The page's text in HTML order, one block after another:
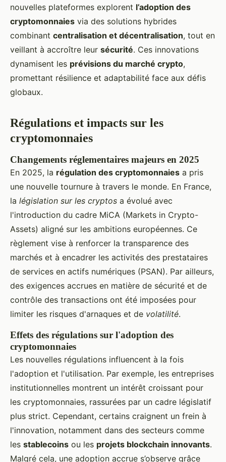
nouvelles plateformes explorent l’adoption des
cryptomonnaies via des solutions hybrides
combinant centralisation et décentralisation, tout en
veillant à accroître leur sécurité. Ces innovations
dynamisent les prévisions du marché crypto,
promettant résilience et adaptabilité face aux défis
globaux.
Régulations et impacts sur les
cryptomonnaies
Changements réglementaires majeurs en 2025
En 2025, la régulation des cryptomonnaies a pris
une nouvelle tournure à travers le monde. En France,
la législation sur les cryptos a évolué avec
l'introduction du cadre MiCA (Markets in Crypto-
Assets) aligné sur les ambitions européennes. Ce
règlement vise à renforcer la transparence des
marchés et à encadrer les activités des prestataires
de services en actifs numériques (PSAN). Par ailleurs,
des exigences accrues en matière de sécurité et de
contrôle des transactions ont été imposées pour
limiter les risques d'arnaques et de volatilité.
Effets des régulations sur l'adoption des
cryptomonnaies
Les nouvelles régulations influencent à la fois
l'adoption et l'utilisation. Par exemple, les entreprises
institutionnelles montrent un intérêt croissant pour
les cryptomonnaies, rassurées par un cadre législatif
plus strict. Cependant, certains craignent un frein à
l'innovation, notamment dans des secteurs comme
les stablecoins ou les projets blockchain innovants.
Malgré cela, une adoption accrue s’observe grâce